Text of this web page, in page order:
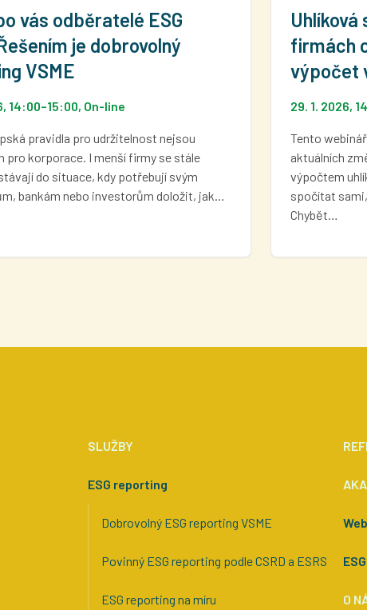
vás odběratelé ESG
je dobrovolný
VSME
14:00–15:00, On-line
pravidla pro udržitelnost nejsou
pro korporace. I menší firmy se stále
do situace, kdy potřebují svým
bankám nebo investorům doložit, jak…
Uhlíková
firmách
výpočet
29. 1. 2026,
Tento
aktuálních
výpočtem
spočítat
Chybět…
SLUŽBY
ESG reporting
Dobrovolný ESG reporting VSME
Povinný ESG reporting podle CSRD a ESRS
ESG reporting na míru O